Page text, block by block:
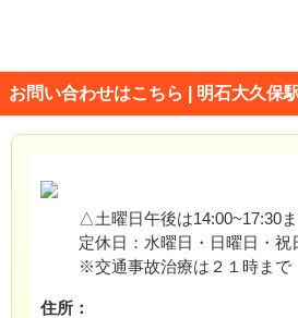
お問い合わせはこちら | 明石大久保
△土曜日午後は14:00~17:30ま
定休日：水曜日・日曜日・祝
※交通事故治療は２１時まで
住所：